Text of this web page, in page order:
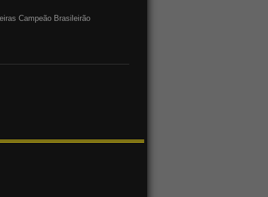
Campeão Brasileirão